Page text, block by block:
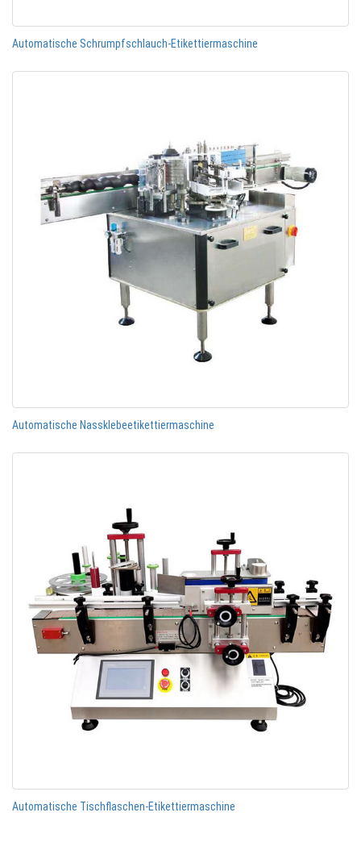
Automatische Schrumpfschlauch-Etikettiermaschine
Automatische Nassklebeetikettiermaschine
Automatische Tischflaschen-Etikettiermaschine